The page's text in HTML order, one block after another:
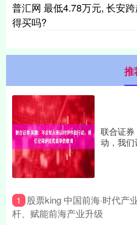
普汇网 最低4.78万元, 长安
得买吗?
推
联合证
动，我
1
股票king 中国前海·时代产
杆、赋能前海产业升级